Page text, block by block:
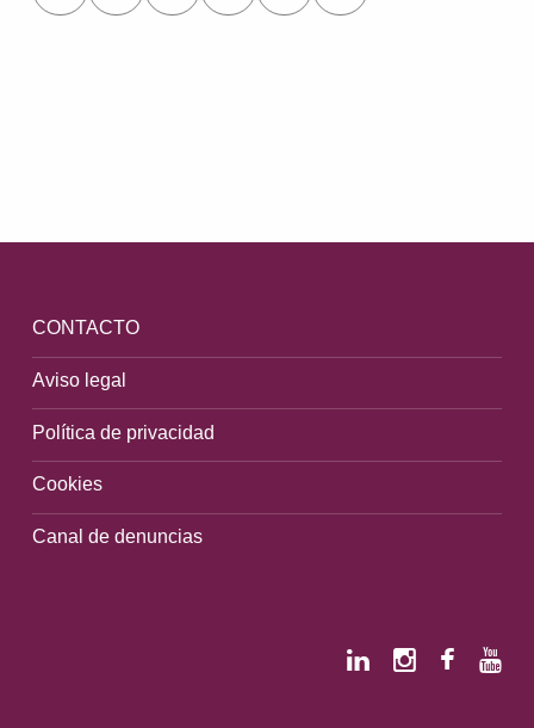
CONTACTO
Aviso legal
Política de privacidad
Cookies
Canal de denuncias